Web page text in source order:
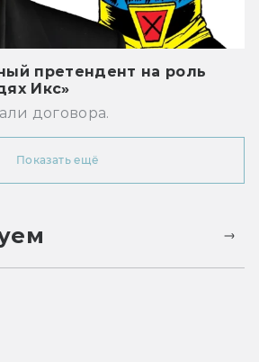
претендент на роль
Икс»
договора.
Показать ещё